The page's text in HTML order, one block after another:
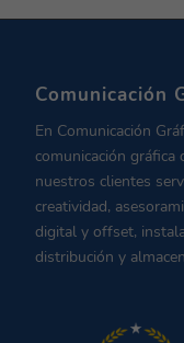
Comunicación
En Comunicación
comunicación gráfica
nuestros clientes
creatividad,
digital y offset,
distribución y